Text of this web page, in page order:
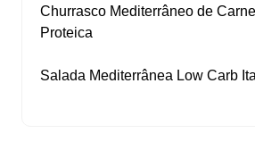
Churrasco Mediterrâneo de
Proteica
Salada Mediterrânea Low Carb